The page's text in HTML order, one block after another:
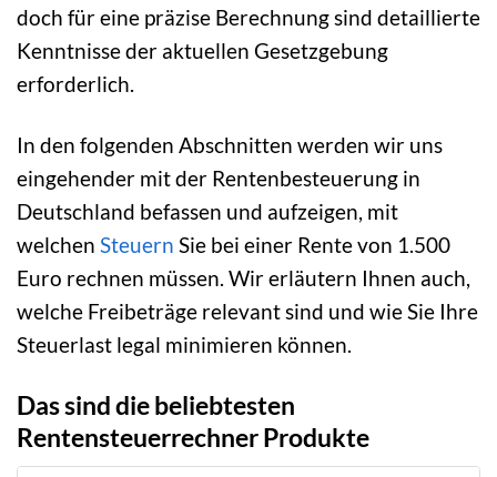
doch für eine präzise Berechnung sind detaillierte
Kenntnisse der aktuellen Gesetzgebung
erforderlich.
In den folgenden Abschnitten werden wir uns
eingehender mit der Rentenbesteuerung in
Deutschland befassen und aufzeigen, mit
welchen Steuern Sie bei einer Rente von 1.500
Euro rechnen müssen. Wir erläutern Ihnen auch,
welche Freibeträge relevant sind und wie Sie Ihre
Steuerlast legal minimieren können.
Das sind die beliebtesten
Rentensteuerrechner Produkte